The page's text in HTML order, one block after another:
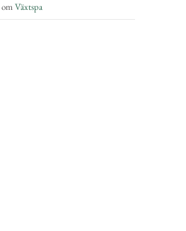
omVäxtspa